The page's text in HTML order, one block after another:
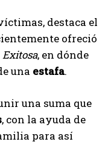
destaca el
ofreció
Exitosa, en dónde
una estafa.
una suma que
, con la ayuda de
para así